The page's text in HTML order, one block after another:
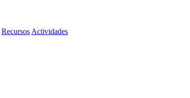
Recursos Actividades